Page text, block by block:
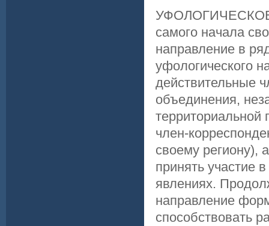
самого начала
направление в
уфологического
действительные
объединения,
территориальной
член-
своему региону),
принять участие
явлениях.
направление
способствовать